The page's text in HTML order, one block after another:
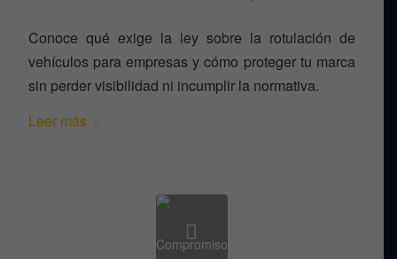
Conoce qué exige la ley sobre la rotulación de
vehículos para empresas y cómo proteger tu marca
sin perder visibilidad ni incumplir la normativa.
Leer más